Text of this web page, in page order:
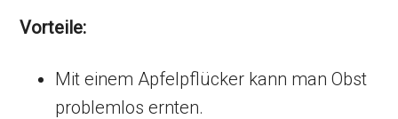
Vorteile:
Mit einem Apfelpflücker kann man Obst
problemlos ernten.